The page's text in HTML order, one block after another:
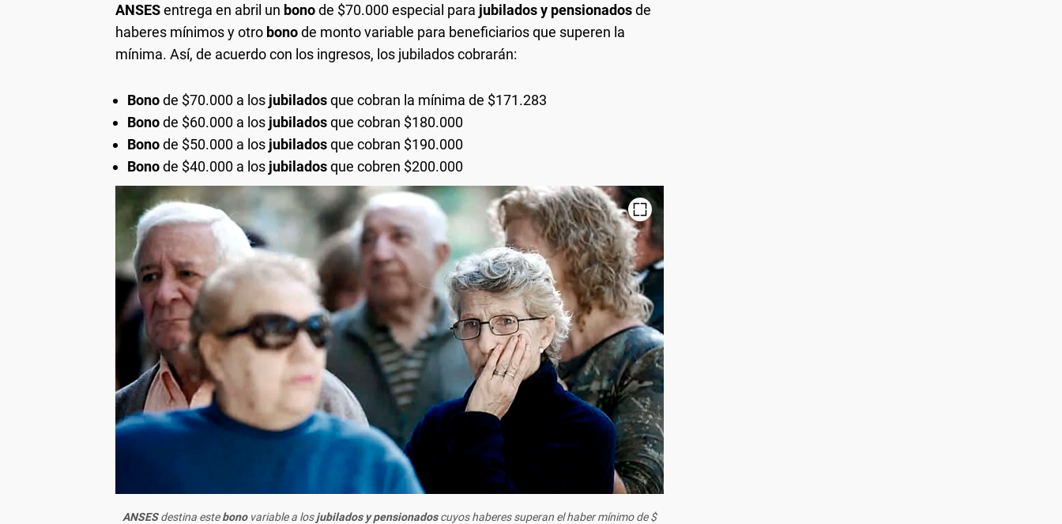
ANSESentrega en abril un bonode $70.000 especial para jubilados y pensionadosde
haberes mínimos y otro bonode monto variable para beneficiarios que superen la
mínima. Así, de acuerdo con los ingresos, los jubilados cobrarán:
Bonode $70.000 a los jubiladosque cobran la mínima de $171.283
Bonode $60.000 a los jubiladosque cobran $180.000
Bonode $50.000 a los jubiladosque cobran $190.000
Bonode $40.000 a los jubiladosque cobren $200.000
ANSESdestina estebonovariable a losjubilados y pensionadoscuyos haberes superan el haber mínimo de $